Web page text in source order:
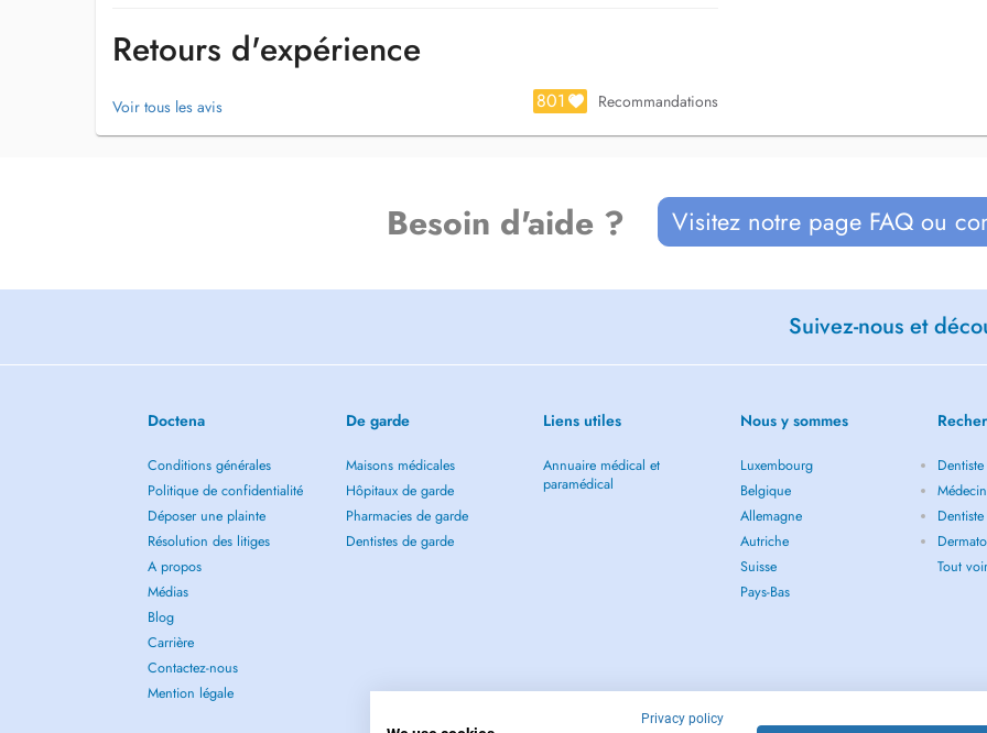
Retours d'expérience
Voir tous les avis 801 Recommandations
Besoin d'aide ? Visitez notre page FAQ ou
Suivez-nous et
Doctena
Conditions générales
Politique de confidentialité
Déposer une plainte
Résolution des litiges
A propos
Médias
Blog
Carrière
Contactez-nous
Mention légale
De garde
Maisons médicales
Hôpitaux de garde
Pharmacies de garde
Dentistes de garde
Liens utiles
Annuaire médical et
paramédical
Nous y sommes
Luxembourg
Belgique
Allemagne
Autriche
Suisse
Pays-Bas
Tout
Privacy policy